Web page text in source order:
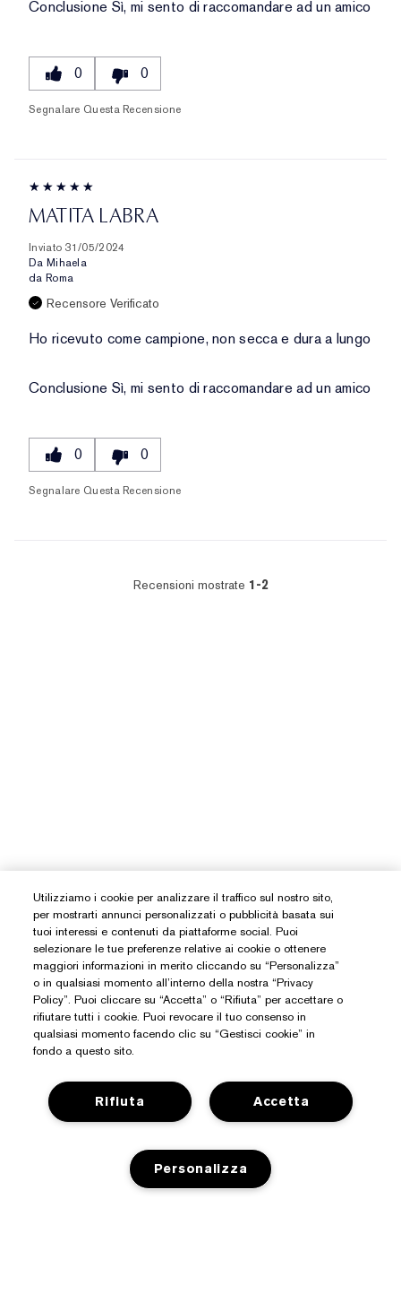
Conclusione Sì, mi sento di raccomandare ad un amico
0 0
Segnalare Questa Recensione
MATITA LABRA
Inviato 31/05/2024
Da Mihaela
da Roma
Recensore Verificato
Ho ricevuto come campione, non secca e dura a lungo
Conclusione Sì, mi sento di raccomandare ad un amico
0 0
Segnalare Questa Recensione
Recensioni mostrate 1-2
Hai Bisogno Di Aiuto?
Traccia il mio ordine
Informazioni Su Estée Lauder
Utilizziamo i cookie per analizzare il traffico sul nostro sito,
per mostrarti annunci personalizzati o pubblicità basata sui
tuoi interessi e contenuti da piattaforme social. Puoi
selezionare le tue preferenze relative ai cookie o ottenere
maggiori informazioni in merito cliccando su “Personalizza”
o in qualsiasi momento all’interno della nostra “Privacy
Policy”. Puoi cliccare su “Accetta” o “Rifiuta” per accettare o
rifiutare tutti i cookie. Puoi revocare il tuo consenso in
qualsiasi momento facendo clic su “Gestisci cookie” in
fondo a questo sito.
Accetta
Rifiuta
Personalizza